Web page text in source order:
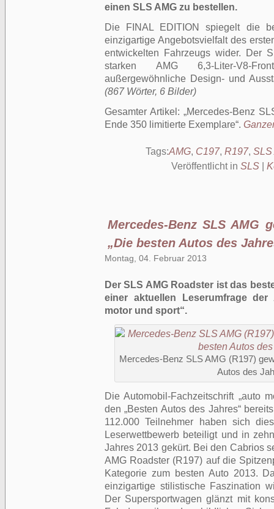
einen SLS AMG zu bestellen.
Die FINAL EDITION spiegelt die
einzigartige Angebotsvielfalt des
entwickelten Fahrzeugs wider. Der
starken AMG 6,3-Liter-V8-
außergewöhnliche Design- und
(867 Wörter, 6 Bilder)
Gesamter Artikel:
Mercedes-Benz
Ende 350 limitierte Exemplare .
Tags:AMG, C197, R197, SLS
Veröffentlicht in SLS
Mercedes-Benz SLS AMG
„Die besten Autos des
Montag, 04. Februar 2013
Der SLS AMG Roadster ist das
einer aktuellen Leserumfrage der
motor und sport“.
Mercedes-Benz SLS AMG (R197)
Autos des
Die Automobil-Fachzeitschrift „auto
den „Besten Autos des Jahres“
112.000 Teilnehmer haben sich
Leserwettbewerb beteiligt und in
Jahres 2013 gekürt. Bei den Cabrios
AMG Roadster (R197) auf die
Kategorie zum besten Auto 2013.
einzigartige stilistische Faszination
Der Supersportwagen glänzt mit